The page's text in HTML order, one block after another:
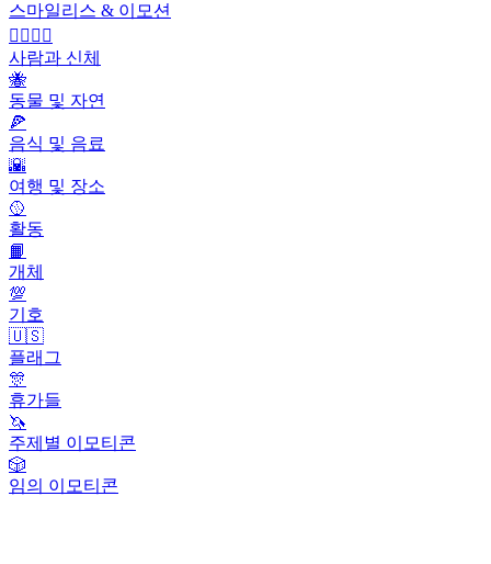
스마일리스 & 이모션
👩‍❤️‍💋‍👨
사람과 신체
🐝
동물 및 자연
🍕
음식 및 음료
🌇
여행 및 장소
🥎
활동
📙
개체
💯
기호
🇺🇸
플래그
🎊
휴가들
🦄
주제별 이모티콘
🎲
임의 이모티콘